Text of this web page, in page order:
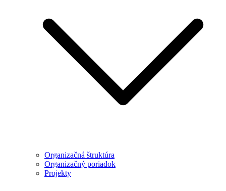
Organizačná štruktúra
Organizačný poriadok
Projekty